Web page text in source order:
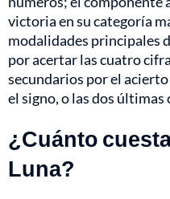
victoria en su categoría
modalidades principales
por acertar las cuatro
secundarios por el
el signo, o las dos últimas
¿Cuánto
Luna?